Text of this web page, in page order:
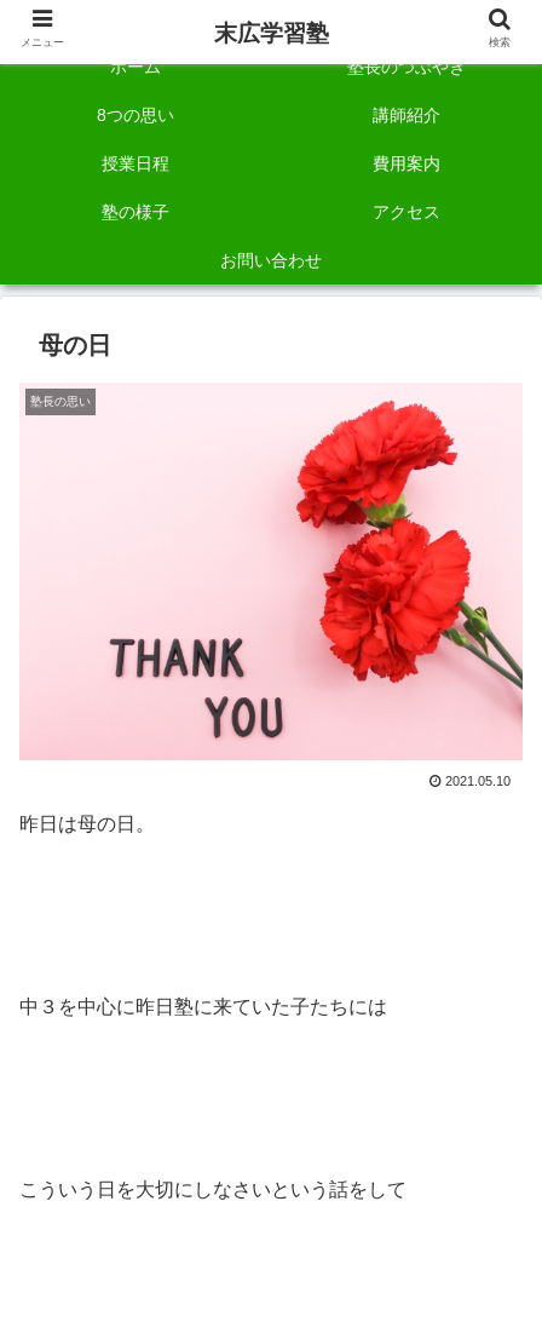
自称「一宮でいちばん塾で勉強させる塾」です。
ホーム 塾長のつぶやき
8つの思い 講師紹介
授業日程 費用案内
塾の様子 アクセス
お問い合わせ
母の日
塾長の思い
2021.05.10
昨日は母の日。
中３を中心に昨日塾に来ていた子たちには
こういう日を大切にしなさいという話をして
メニュー 末広学習塾 検索